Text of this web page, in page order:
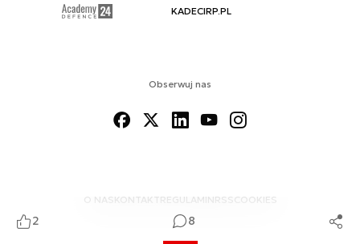
2 8
Obserwuj nas
O NAS KONTAKTREGULAMINRSS COOKIES
KADECIRP.PL